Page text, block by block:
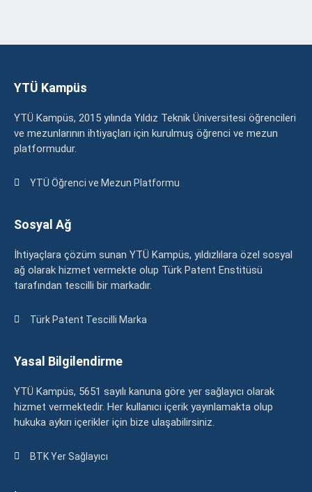
YTÜ Kampüs
YTÜ Kampüs, 2015 yılında Yıldız Teknik Üniversitesi öğrencileri
ve mezunlarının ihtiyaçları için kurulmuş öğrenci ve mezun
platformudur.
YTÜ Öğrenci ve Mezun Platformu
Sosyal Ağ
İhtiyaçlara çözüm sunan YTÜ Kampüs, yıldızlılara özel sosyal
ağ olarak hizmet vermekte olup Türk Patent Enstitüsü
tarafından tescilli bir markadır.
Türk Patent Tescilli Marka
Yasal Bilgilendirme
YTÜ Kampüs, 5651 sayılı kanuna göre yer sağlayıcı olarak
hizmet vermektedir. Her kullanıcı içerik yayınlamakta olup
hukuka aykırı içerikler için bize ulaşabilirsiniz.
BTK Yer Sağlayıcı